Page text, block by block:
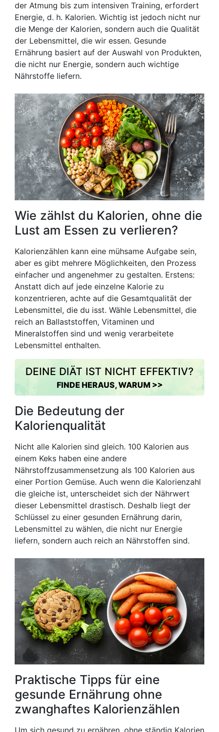
der Atmung bis zum intensiven Training, erfordert
Energie, d. h. Kalorien. Wichtig ist jedoch nicht nur
die Menge der Kalorien, sondern auch die Qualität
der Lebensmittel, die wir essen. Gesunde
Ernährung basiert auf der Auswahl von Produkten,
die nicht nur Energie, sondern auch wichtige
Nährstoffe liefern.
Wie zählst du Kalorien, ohne die
Lust am Essen zu verlieren?
Kalorienzählen kann eine mühsame Aufgabe sein,
aber es gibt mehrere Möglichkeiten, den Prozess
einfacher und angenehmer zu gestalten. Erstens:
Anstatt dich auf jede einzelne Kalorie zu
konzentrieren, achte auf die Gesamtqualität der
Lebensmittel, die du isst. Wähle Lebensmittel, die
reich an Ballaststoffen, Vitaminen und
Mineralstoffen sind und wenig verarbeitete
Lebensmittel enthalten.
DEINE DIÄT IST NICHT EFFEKTIV?
FINDE HERAUS, WARUM >>
Die Bedeutung der
Kalorienqualität
Nicht alle Kalorien sind gleich. 100 Kalorien aus
einem Keks haben eine andere
Nährstoffzusammensetzung als 100 Kalorien aus
einer Portion Gemüse. Auch wenn die Kalorienzahl
die gleiche ist, unterscheidet sich der Nährwert
dieser Lebensmittel drastisch. Deshalb liegt der
Schlüssel zu einer gesunden Ernährung darin,
Lebensmittel zu wählen, die nicht nur Energie
liefern, sondern auch reich an Nährstoffen sind.
Praktische Tipps für eine
gesunde Ernährung ohne
zwanghaftes Kalorienzählen
Um sich gesund zu ernähren, ohne ständig Kalorien